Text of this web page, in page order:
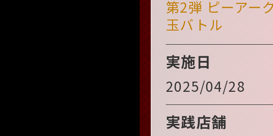
第2弾 ピーアー
玉バトル
実施日
2025/04/28
実践店舗